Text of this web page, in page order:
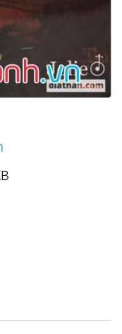
Ennio
Dessus Des